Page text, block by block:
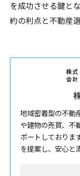
を成功させる鍵と
約の利点と不動産
地域密着型の不動
や建物の売買、不
ポートしておりま
を提案し、安心と